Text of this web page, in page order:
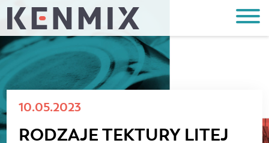
10.05.2023
RODZAJE TEKTURY LITEJ